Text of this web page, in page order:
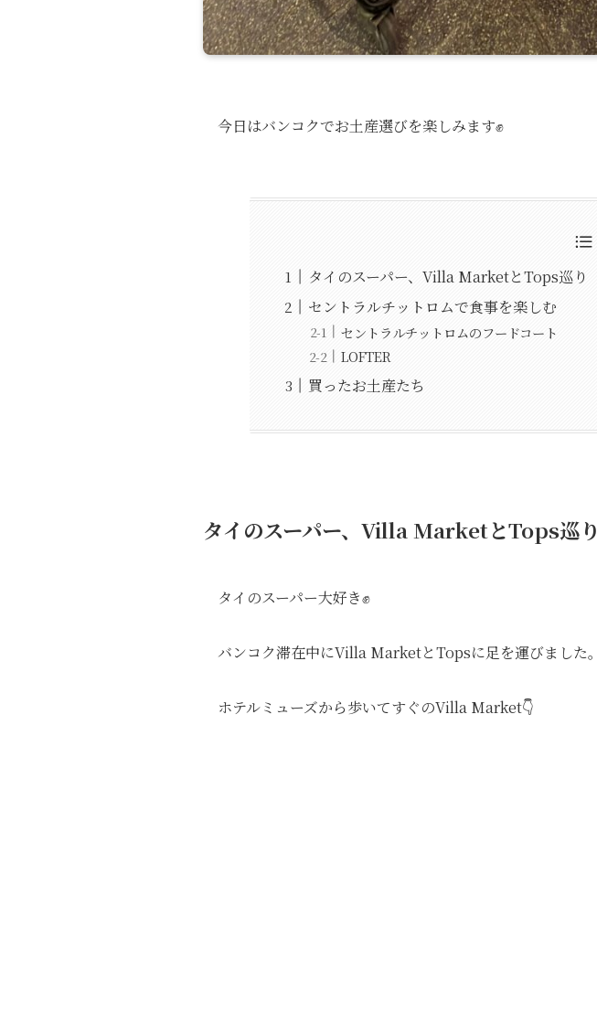
今日はバンコクでお土産選びを楽しみます✊️
タイのスーパー、Villa MarketとTops巡り
セントラルチットロムで食事を楽しむ
セントラルチットロムのフードコート
LOFTER
買ったお土産たち
タイのスーパー、Villa MarketとTops巡り
タイのスーパー大好き✊️
バンコク滞在中にVilla MarketとTopsに足を運びました。
ホテルミューズから歩いてすぐのVilla Market👇️